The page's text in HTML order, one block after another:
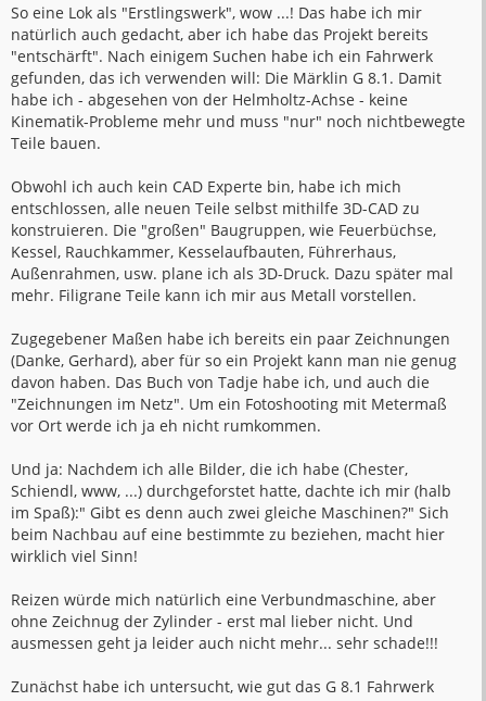
So eine Lok als "Erstlingswerk", wow ...! Das habe ich mir
natürlich auch gedacht, aber ich habe das Projekt bereits
"entschärft". Nach einigem Suchen habe ich ein Fahrwerk
gefunden, das ich verwenden will: Die Märklin G 8.1. Damit
habe ich - abgesehen von der Helmholtz-Achse - keine
Kinematik-Probleme mehr und muss "nur" noch nichtbewegte
Teile bauen.
Obwohl ich auch kein CAD Experte bin, habe ich mich
entschlossen, alle neuen Teile selbst mithilfe 3D-CAD zu
konstruieren. Die "großen" Baugruppen, wie Feuerbüchse,
Kessel, Rauchkammer, Kesselaufbauten, Führerhaus,
Außenrahmen, usw. plane ich als 3D-Druck. Dazu später mal
mehr. Filigrane Teile kann ich mir aus Metall vorstellen.
Zugegebener Maßen habe ich bereits ein paar Zeichnungen
(Danke, Gerhard), aber für so ein Projekt kann man nie genug
davon haben. Das Buch von Tadje habe ich, und auch die
"Zeichnungen im Netz". Um ein Fotoshooting mit Metermaß
vor Ort werde ich ja eh nicht rumkommen.
Und ja: Nachdem ich alle Bilder, die ich habe (Chester,
Schiendl, www, ...) durchgeforstet hatte, dachte ich mir (halb
im Spaß):" Gibt es denn auch zwei gleiche Maschinen?" Sich
beim Nachbau auf eine bestimmte zu beziehen, macht hier
wirklich viel Sinn!
Reizen würde mich natürlich eine Verbundmaschine, aber
ohne Zeichnug der Zylinder - erst mal lieber nicht. Und
ausmessen geht ja leider auch nicht mehr... sehr schade!!!
Zunächst habe ich untersucht, wie gut das G 8.1 Fahrwerk